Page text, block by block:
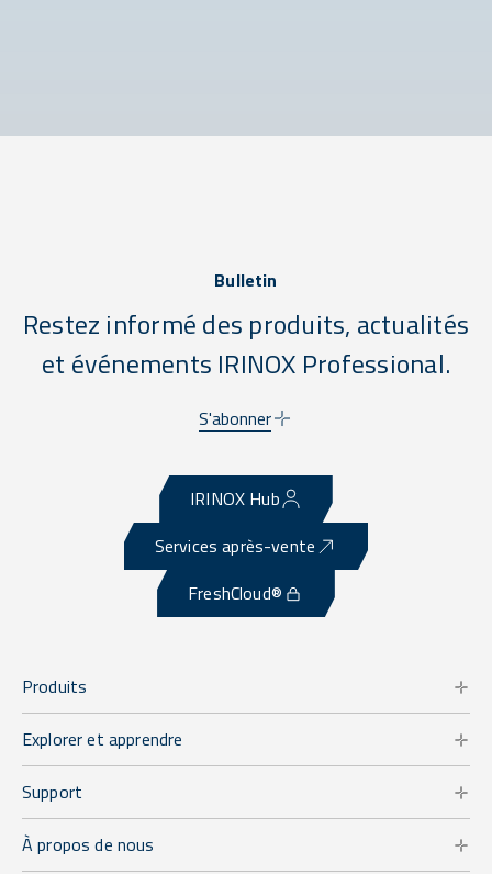
Bulletin
Restez informé des produits, actualités
et événements IRINOX Professional.
S'abonner
IRINOX Hub
Services après-vente
FreshCloud®
Produits
Explorer et apprendre
Support
À propos de nous